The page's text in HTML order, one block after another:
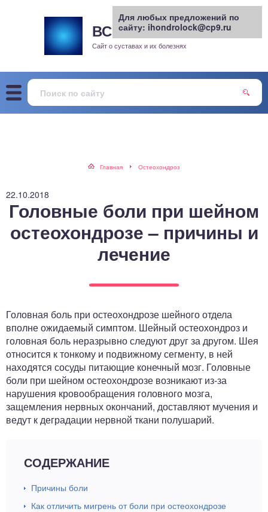
ВСЕ О СУСТАВАХ.РУ
Сайт о суставах и их болезнях
Главная Остеохондроз
22.10.2018
Головные боли при шейном
остеохондрозе – причины и
лечение
Головная боль при остеохондрозе шейного отдела
вполне ожидаемый симптом. Шейный остеохондроз и
головная боль неразрывно следуют друг за другом. Шея
относится к тонкому и подвижному сегменту, в ней
находятся сосуды питающие конечный мозг. Головные
боли при шейном остеохондрозе возникают из-за
нарушения кровообращения головного мозга,
защемления нервных окончаний, доставляют мучения и
ведут к деградации нервной ткани полушарий.
СОДЕРЖАНИЕ
Причины боли
Как отличить мигрень от боли при остеохондрозе
Для любых предложений по
сайту: ihondrolock@cp9.ru
сустав